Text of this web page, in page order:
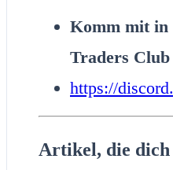
Komm mit in
Traders
https://
Artikel, die dich